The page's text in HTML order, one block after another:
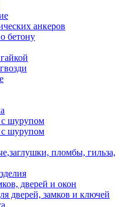
анкеров
бетону
шурупом
шурупом
пломбы, гильза,
дверей и окон
дверей, замков и ключей